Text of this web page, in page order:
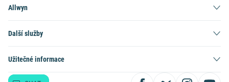
Allwyn
Další služby
Užitečné informace